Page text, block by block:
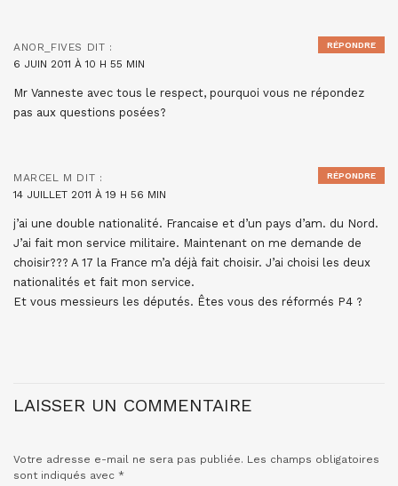
ANOR_FIVES DIT :
6 JUIN 2011 À 10 H 55 MIN
Mr Vanneste avec tous le respect, pourquoi vous ne répondez
pas aux questions posées?
RÉPONDRE
MARCEL M DIT :
14 JUILLET 2011 À 19 H 56 MIN
j’ai une double nationalité. Francaise et d’un pays d’am. du Nord.
J’ai fait mon service militaire. Maintenant on me demande de
choisir??? A 17 la France m’a déjà fait choisir. J’ai choisi les deux
nationalités et fait mon service.
Et vous messieurs les députés. Êtes vous des réformés P4 ?
RÉPONDRE
LAISSER UN COMMENTAIRE
Votre adresse e-mail ne sera pas publiée. Les champs obligatoires
sont indiqués avec *